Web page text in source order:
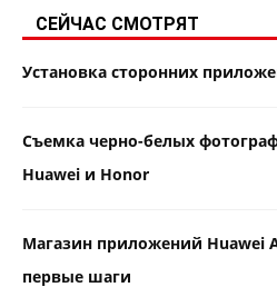
СЕЙЧАС СМОТРЯТ
Установка сторонних
Съемка черно-белых
Huawei и Honor
Магазин приложений Huawei
первые шаги